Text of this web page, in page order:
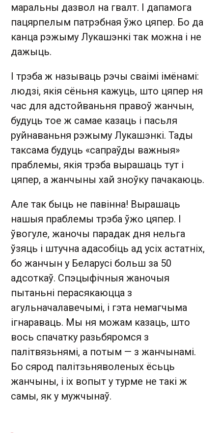
маральны дазвол на гвалт. І дапамога
пацярпелым патрэбная ўжо цяпер. Бо да
канца рэжыму Лукашэнкі так можна і не
дажыць.
І трэба ж называць рэчы сваімі імёнамі:
людзі, якія сёньня кажуць, што цяпер ня
час для адстойваньня правоў жанчын,
будуць тое ж самае казаць і пасьля
руйнаваньня рэжыму Лукашэнкі. Тады
таксама будуць «сапраўды важныя»
праблемы, якія трэба вырашаць тут і
цяпер, а жанчыны хай зноўку пачакаюць.
Але так быць не павінна! Вырашаць
нашыя праблемы трэба ўжо цяпер. І
ўвогуле, жаночы парадак дня нельга
ўзяць і штучна адасобіць ад усіх астатніх,
бо жанчын у Беларусі больш за 50
адсоткаў. Спэцыфічныя жаночыя
пытаньні перасякаюцца з
агульначалавечымі, і гэта немагчыма
ігнараваць. Мы ня можам казаць, што
вось спачатку разьбяромся з
палітвязьнямі, а потым — з жанчынамі.
Бо сярод палітзьняволеных ёсьць
жанчыны, і іх вопыт у турме не такі ж
самы, як у мужчынаў.